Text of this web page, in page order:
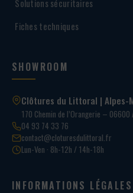
Solutions sécuritaires
Fiches techniques
SHOWROOM
Clôtures du Littoral | Alpes-
170 Chemin de l’Orangerie – 06600
04 93 74 33 76
contact@cloturesdulittoral.fr
Lun-Ven · 8h-12h / 14h-18h
INFORMATIONS LÉGALES